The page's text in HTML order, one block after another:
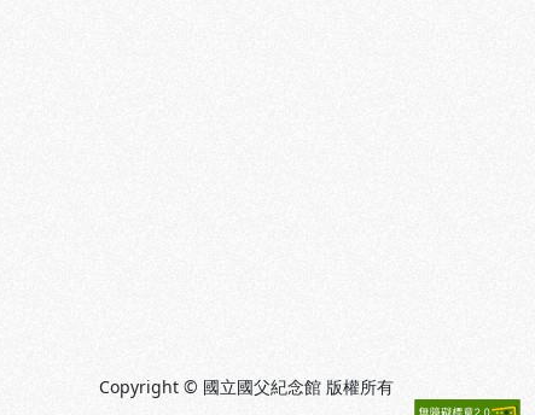
Copyright © 國立國父紀念館 版權所有